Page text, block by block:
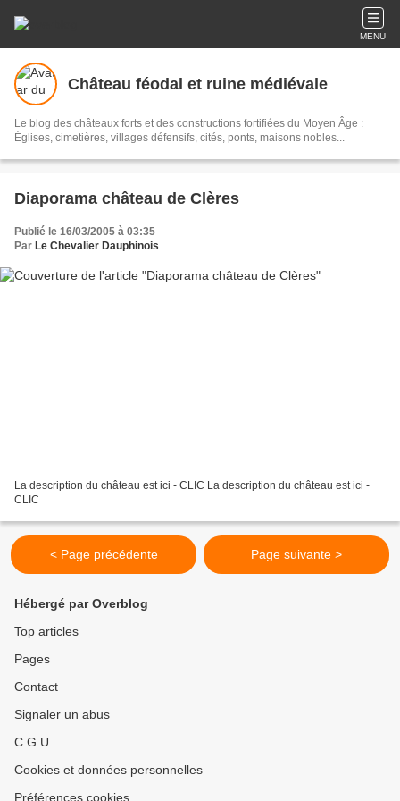
MENU
Château féodal et ruine médiévale
Le blog des châteaux forts et des constructions fortifiées du Moyen Âge :
Églises, cimetières, villages défensifs, cités, ponts, maisons nobles...
Diaporama château de Clères
Publié le 16/03/2005 à 03:35
Par Le Chevalier Dauphinois
La description du château est ici - CLIC La description du château est ici -
CLIC
< Page précédente Page suivante >
Hébergé par Overblog
Top articles
Pages
Contact
Signaler un abus
C.G.U.
Cookies et données personnelles
Préférences cookies